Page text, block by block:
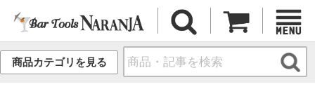
商品カテゴリを見る